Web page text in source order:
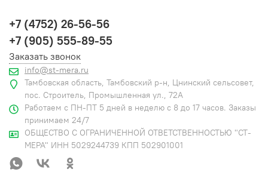
+7 (4752) 26-56-56
+7 (905) 555-89-55
Заказать звонок
info@st-mera.ru
Тамбовская область, Тамбовский р-н, Цнинский сельсовет,
пос. Строитель, Промышленная ул., 72А
Работаем с ПН-ПТ 5 дней в неделю с 8 до 17 часов. Заказы
принимаем 24/7
ОБЩЕСТВО С ОГРАНИЧЕННОЙ ОТВЕТСТВЕННОСТЬЮ "СТ-
МЕРА" ИНН 5029244739 КПП 502901001